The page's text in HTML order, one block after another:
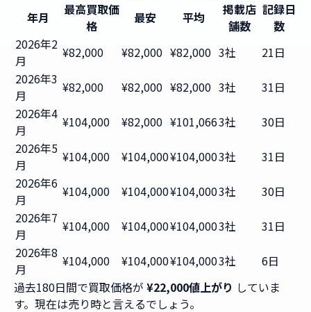
年月
最高買取価
格
最安 平均
掲載店
舗数
記録日
数
2026年2
月
¥82,000 ¥82,000 ¥82,000 3社
21日
2026年3
月
¥82,000 ¥82,000 ¥82,000 3社
31日
2026年4
月
¥104,000 ¥82,000 ¥101,0663社
30日
2026年5
月
¥104,000 ¥104,000¥104,0003社
31日
2026年6
月
¥104,000 ¥104,000¥104,0003社
30日
2026年7
月
¥104,000 ¥104,000¥104,0003社
31日
2026年8
月
¥104,000 ¥104,000¥104,0003社
6日
過去180日間で買取価格が ¥22,000値上がり していま
す。現在は売り時と言えるでしょう。